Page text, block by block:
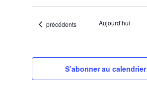
Évènements
précédents Aujourd’hui
S’abonner au calendrier